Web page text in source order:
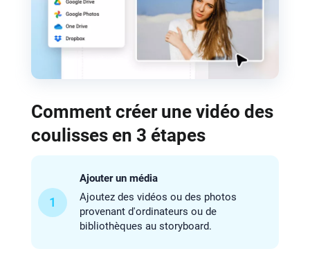
Comment créer une vidéo des
coulisses en 3 étapes
1
Ajouter un média
Ajoutez des vidéos ou des photos
provenant d'ordinateurs ou de
bibliothèques au storyboard.